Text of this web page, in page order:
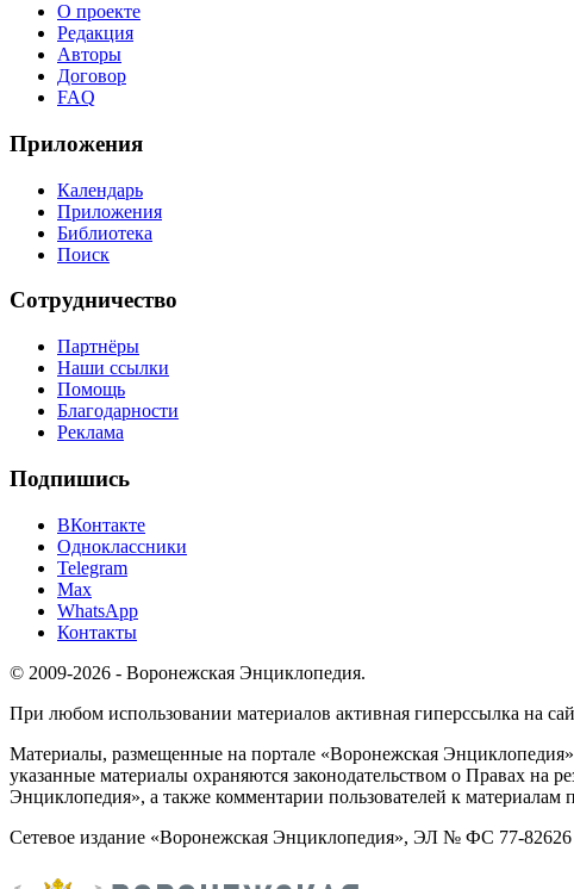
О проекте
Редакция
Авторы
Договор
FAQ
Приложения
Календарь
Приложения
Библиотека
Поиск
Сотрудничество
Партнёры
Наши ссылки
Помощь
Благодарности
Реклама
Подпишись
ВКонтакте
Одноклассники
Telegram
Max
WhatsApp
Контакты
© 2009-2026 - Воронежская Энциклопедия.
При любом использовании материалов активная гиперссылка на
Материалы, размещенные на портале «Воронежская
указанные материалы охраняются законодательством о Правах на
Энциклопедия», а также комментарии пользователей к
Сетевое издание «Воронежская Энциклопедия», ЭЛ № ФС 77-82626